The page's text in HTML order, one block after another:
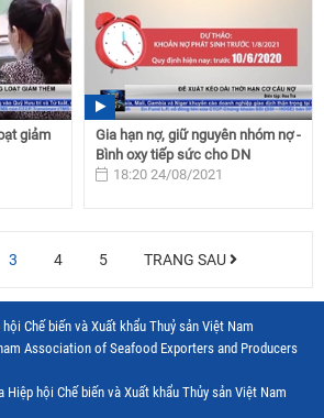
giảm
Gia hạn nợ, giữ nguyên nhóm nợ -
Bình oxy tiếp sức cho DN
18:20 24/08/2021
3 4 5 TRANG SAU
hội Chế biến và Xuất khẩu Thuỷ sản Việt Nam
Association of Seafood Exporters and Producers
hội Chế biến và Xuất khẩu Thủy sản Việt Nam